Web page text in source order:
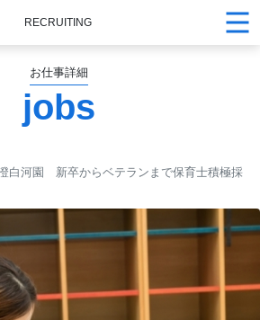
RECRUITING
お仕事詳細
jobs
白河園 新卒からベテランまで保育士積極採